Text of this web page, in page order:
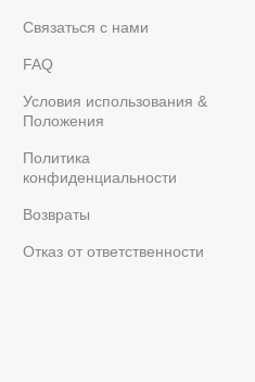
Связаться с нами
FAQ
Условия использования &
Положения
Политика
конфиденциальности
Возвраты
Отказ от ответственности